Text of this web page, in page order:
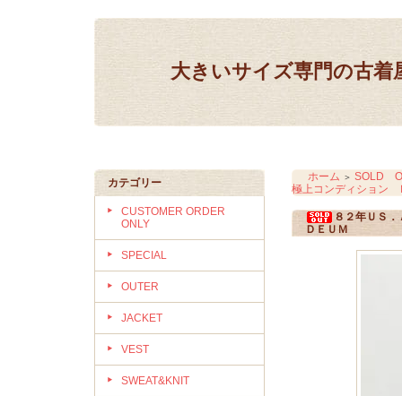
大きいサイズ専門の古
カテゴリー
CUSTOMER ORDER
ONLY
SPECIAL
OUTER
JACKET
VEST
SWEAT&KNIT
ホーム ＞ SOLD
極上コンディション
８２年ＵＳ
ＤＥＵＭ